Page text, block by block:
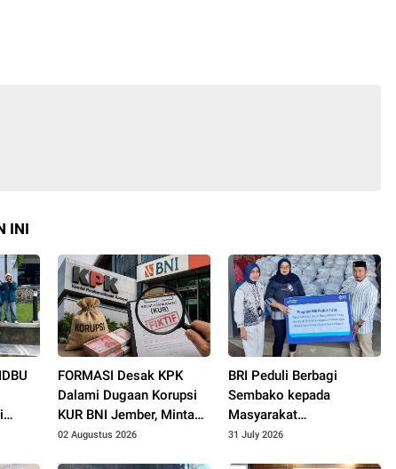
INI
FORMASI Desak KPK
Dalami Dugaan Korupsi
KUR BNI Jember, Minta
Telusuri Sistem
02 Augustus 2026
BRI Peduli Berbagi
Sembako kepada
Masyarakat
Membutuhkan di
31 July 2026